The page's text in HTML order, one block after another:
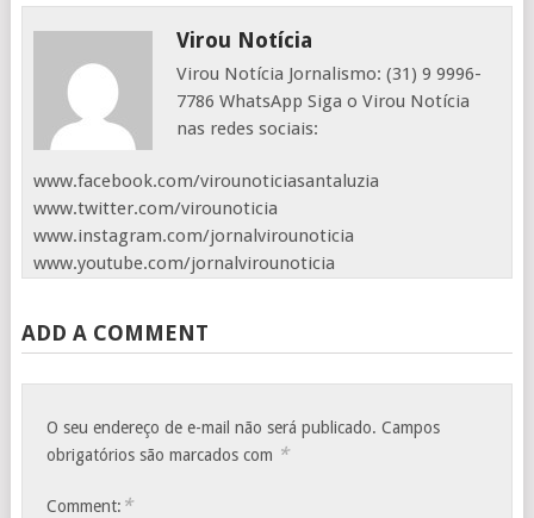
Virou Notícia
Virou Notícia Jornalismo: (31) 9 9996-
7786 WhatsApp Siga o Virou Notícia
nas redes sociais:
www.facebook.com/virounoticiasantaluzia
www.twitter.com/virounoticia
www.instagram.com/jornalvirounoticia
www.youtube.com/jornalvirounoticia
ADD A COMMENT
O seu endereço de e-mail não será publicado. Campos
obrigatórios são marcados com *
Comment: *